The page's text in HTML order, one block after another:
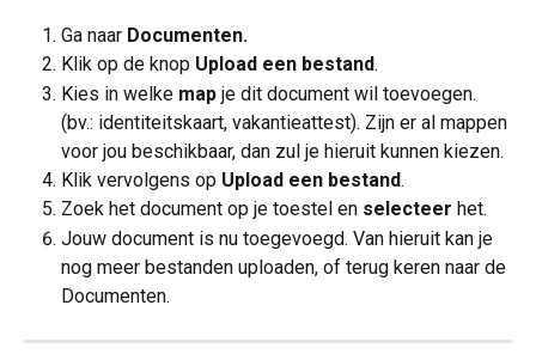
Ga naar Documenten.
Klik op de knop Upload een bestand.
Kies in welke map je dit document wil toevoegen.
(bv.: identiteitskaart, vakantieattest). Zijn er al mappen
voor jou beschikbaar, dan zul je hieruit kunnen kiezen.
Klik vervolgens op Upload een bestand.
Zoek het document op je toestel en selecteer het.
Jouw document is nu toegevoegd. Van hieruit kan je
nog meer bestanden uploaden, of terug keren naar de
Documenten.